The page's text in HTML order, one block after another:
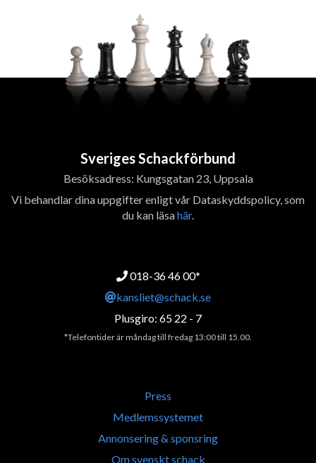
Sveriges Schackförbund
Besöksadress: Kungsgatan 23, Uppsala
Vi behandlar dina uppgifter enligt vår Dataskyddspolicy, som
du kan läsahär.
018-36 46 00*
kansliet@schack.se
Plusgiro: 65 22 - 7
*Telefontider är måndag till fredag 13:00 till 15.00.
Press
Medlemssystemet
Annonsering & sponsring
Om svenskt schack